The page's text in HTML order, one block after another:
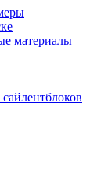
материалы